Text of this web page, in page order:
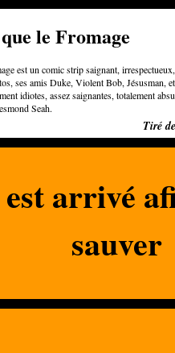
le Fromage
est un comic strip saignant,
ses amis Duke, Violent Bob, Jésusman,
idiotes, assez saignantes, totalement
Seah.
Tiré
arrivé
sauver